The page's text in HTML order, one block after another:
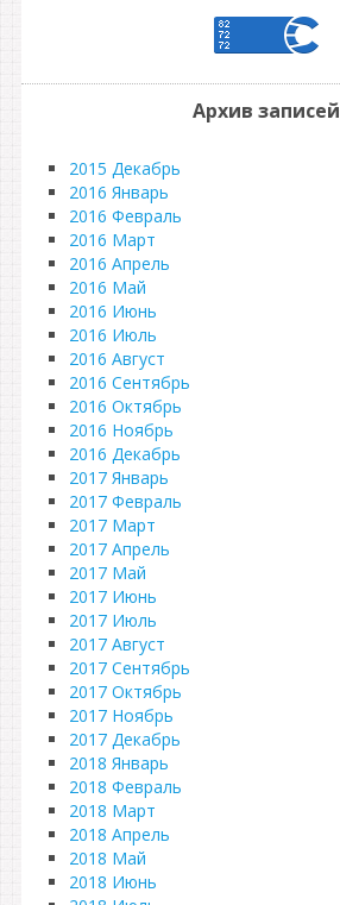
Архив записей
2015 Декабрь
2016 Январь
2016 Февраль
2016 Март
2016 Апрель
2016 Май
2016 Июнь
2016 Июль
2016 Август
2016 Сентябрь
2016 Октябрь
2016 Ноябрь
2016 Декабрь
2017 Январь
2017 Февраль
2017 Март
2017 Апрель
2017 Май
2017 Июнь
2017 Июль
2017 Август
2017 Сентябрь
2017 Октябрь
2017 Ноябрь
2017 Декабрь
2018 Январь
2018 Февраль
2018 Март
2018 Апрель
2018 Май
2018 Июнь